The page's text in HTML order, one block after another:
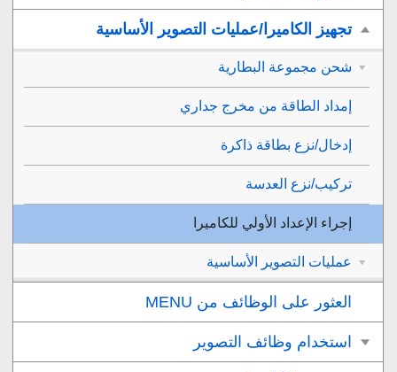
تجهيز الكاميرا/عمليات التصوير الأساسية
شحن مجموعة البطارية
إمداد الطاقة من مخرج جداري
إدخال/نزع بطاقة ذاكرة
تركيب/نزع العدسة
إجراء الإعداد الأولي للكاميرا
عمليات التصوير الأساسية
العثور على الوظائف من MENU
استخدام وظائف التصوير